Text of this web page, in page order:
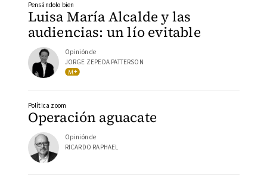
Luisa María Alcalde y las
audiencias: un lío evitable
Pensándolo bien
Opinión de
JORGE ZEPEDA PATTERSON
Operación aguacate
Política zoom
Opinión de
RICARDO RAPHAEL